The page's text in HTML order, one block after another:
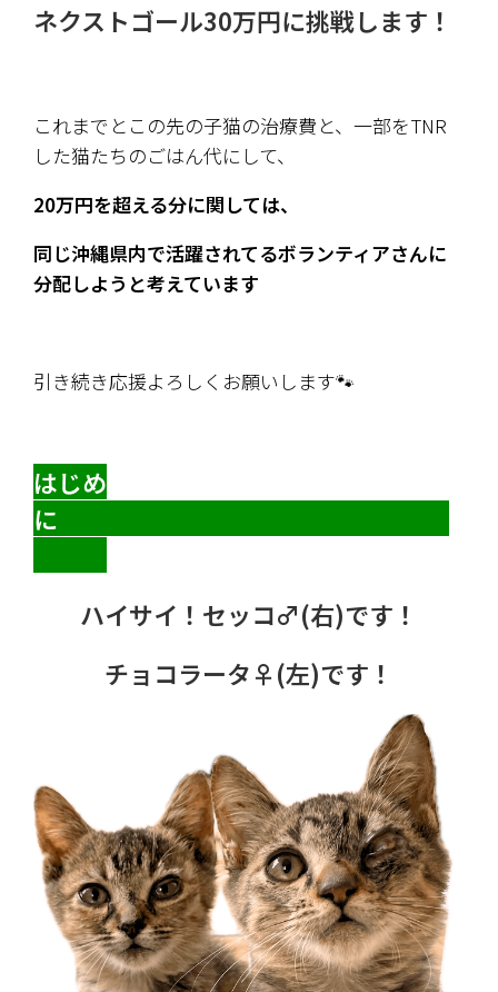
ネクストゴール30万円に挑戦します！
これまでとこの先の子猫の治療費と、一部をTNR
した猫たちのごはん代にして、
20万円を超える分に関しては、
同じ沖縄県内で活躍されてるボランティアさんに
分配しようと考えています
引き続き応援よろしくお願いします🐾
はじめ
に
ハイサイ！セッコ♂(右)です！
チョコラータ♀(左)です！